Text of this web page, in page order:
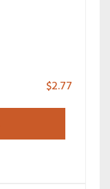
$2.77